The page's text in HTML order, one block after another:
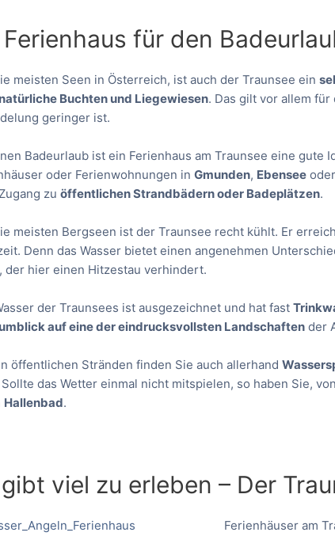
für den
meisten Seen in Österreich, ist auch der Traunsee ein
natürliche Buchten und Liegewiesen. Das gilt vor allem für
geringer ist.
Badeurlaub ist ein Ferienhaus am Traunsee eine gute
oder Ferienwohnungen inGmunden, Ebensee
zuöffentlichen Strandbädern oder Badeplätzen.
meisten Bergseen ist der Traunsee recht kühlt. Er
Denn das Wasser bietet einen angenehmen
, der hier einen Hitzestau verhindert.
der Traunsees ist ausgezeichnet und hat fast
auf eine der eindrucksvollsten Landschaften der
öffentlichen Stränden finden Sie auch allerhand
Sollte das Wetter einmal nicht mitspielen, so haben Sie,
Hallenbad.
viel zu erleben – Der
Ferienhäuser am